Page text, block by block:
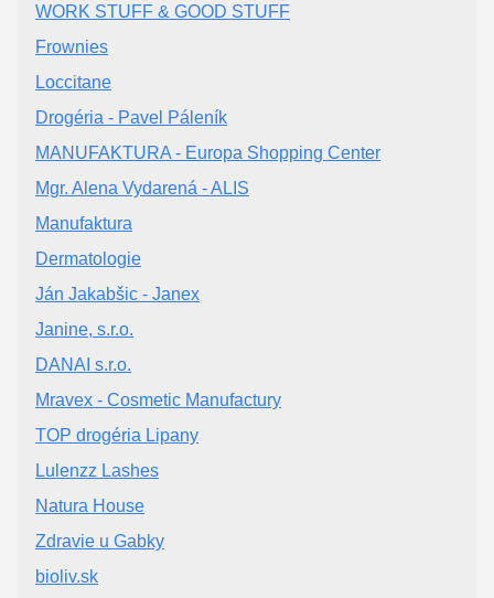
WORK STUFF & GOOD STUFF
Frownies
Loccitane
Drogéria - Pavel Páleník
MANUFAKTURA - Europa Shopping Center
Mgr. Alena Vydarená - ALIS
Manufaktura
Dermatologie
Ján Jakabšic - Janex
Janine, s.r.o.
DANAI s.r.o.
Mravex - Cosmetic Manufactury
TOP drogéria Lipany
Lulenzz Lashes
Natura House
Zdravie u Gabky
bioliv.sk